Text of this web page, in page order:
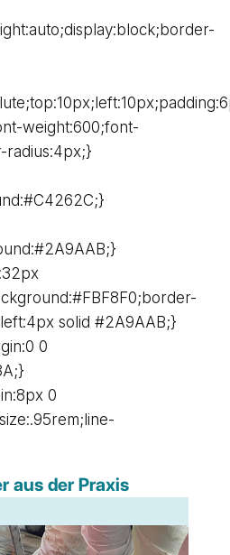
weight:600;font-
radius:4px;}
solid #2A9AAB;}
0
0
aus der Praxis